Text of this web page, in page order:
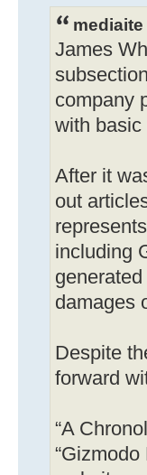
James
company
with basic
After it
out
including
damages
Despite
forward
“A